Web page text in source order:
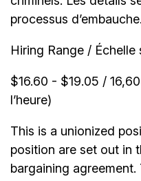
processus d’embauche.
Hiring Range / Échelle
$16.60 - $19.05 /
l’heure)
This is a unionized
position are set out in
bargaining